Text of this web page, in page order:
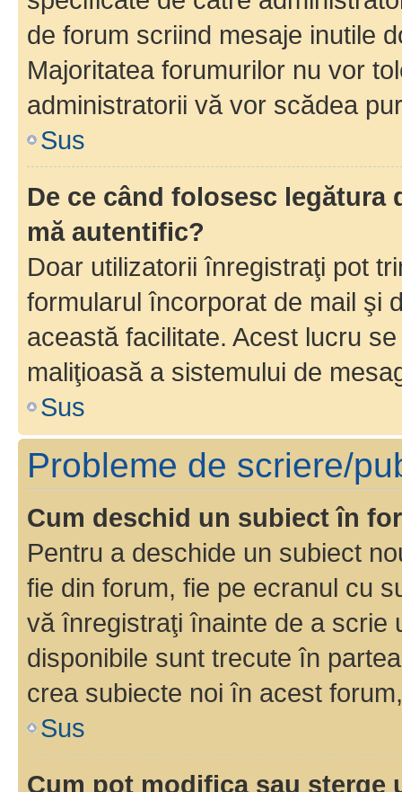
de forum scriind mesaje inutile
Majoritatea forumurilor nu vor
administratorii vă vor scădea
Sus
De ce când folosesc
mă autentific?
Doar utilizatorii înregistraţi pot
formularul încorporat de mail şi
această facilitate. Acest lucru
maliţioasă a sistemului de
Sus
Probleme de scriere/
Cum deschid un subiect în
Pentru a deschide un subiect
fie din forum, fie pe ecranul cu
vă înregistraţi înainte de a scrie
disponibile sunt trecute în
crea subiecte noi în acest
Sus
Cum pot modifica sau şterge